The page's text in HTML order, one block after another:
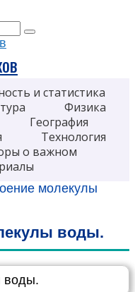
и статистика
Физика
География
Технология
о важном
молекулы
воды.